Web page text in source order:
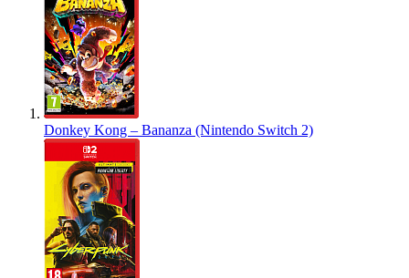
Donkey Kong – Bananza (Nintendo Switch 2)